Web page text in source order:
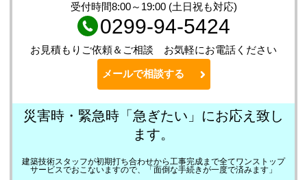
受付時間8:00～19:00 (土日祝も対応)
0299-94-5424
お見積もりご依頼＆ご相談 お気軽にお電話ください
メールで相談する
災害時・緊急時「急ぎたい」にお応え致し
ます。
建築技術スタッフが初期打ち合わせから工事完成まで全てワンストップ
サービスでおこないますので、「面倒な手続きが一度で済みます」